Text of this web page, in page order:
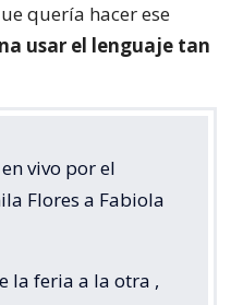
quería hacer ese
usar el lenguaje tan
vivo por el
Flores a Fabiola
la feria a la otra ,